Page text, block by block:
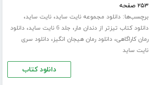
۲۵۳ صفحه
برچسب‌ها:دانلود مجموعه نایت ساید،نایت ساید،
دانلود کتاب تیزتر از دندان مار، جلد 6 نایت ساید ،دانلود
رمان کاراگاهی،دانلود رمان هیجان انگیز،دانلود سری
نایت ساید
دانلود کتاب